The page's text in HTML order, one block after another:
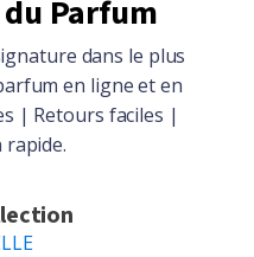
Parfum
dans le plus
en ligne et en
| Retours faciles |
rapide.